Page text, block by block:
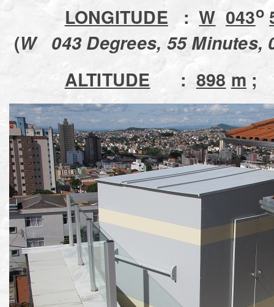
LONGITUDE :W 043o
(W 043 Degrees, 55 Minutes,
ALTITUDE : 898 m ;